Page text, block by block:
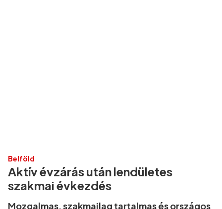
Belföld
Aktív évzárás után lendületes
szakmai évkezdés
Mozgalmas, szakmailag tartalmas és országos